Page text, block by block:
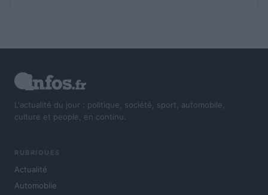
L'actualité du jour : politique, société, sport, automobile,
culture et people, en continu.
RUBRIQUES
Actualité
Automobile